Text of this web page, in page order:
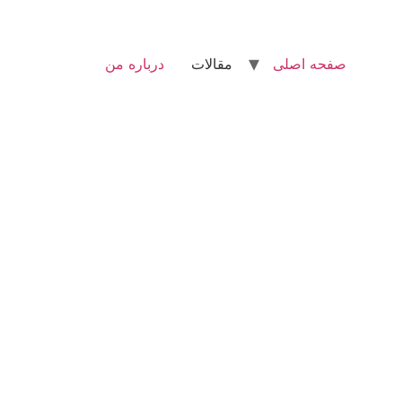
صفحه اصلی مقالات درباره من